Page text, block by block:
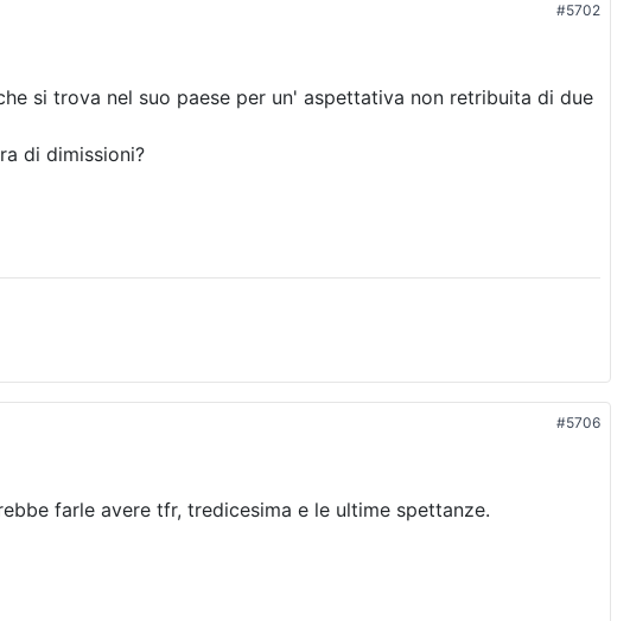
#5702
si trova nel suo paese per un' aspettativa non retribuita di due
di dimissioni?
#5706
farle avere tfr, tredicesima e le ultime spettanze.